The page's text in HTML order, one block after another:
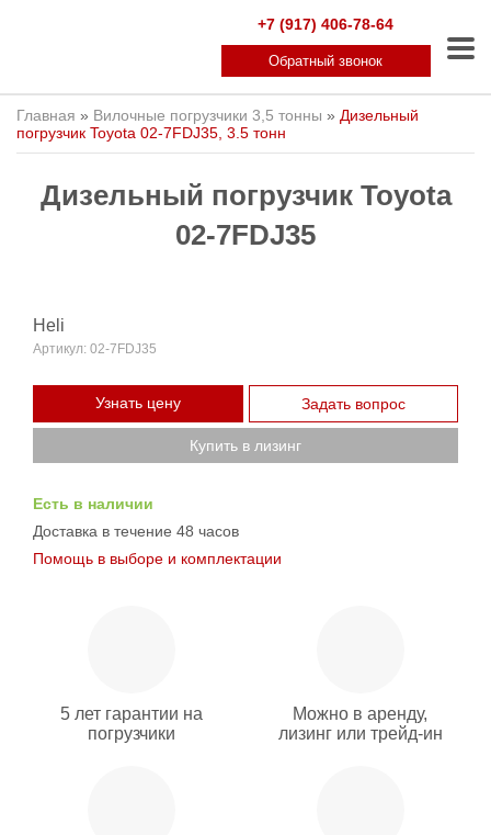
+7 (917) 406-78-64
Обратный звонок
Главная » Вилочные погрузчики 3,5 тонны » Дизельный
погрузчик Toyota 02-7FDJ35, 3.5 тонн
Дизельный погрузчик Toyota
02-7FDJ35
Heli
Артикул: 02-7FDJ35
Узнать цену Задать вопрос
Купить в лизинг
Есть в наличии
Доставка в течение 48 часов
Помощь в выборе и комплектации
5 лет гарантии на
погрузчики
Можно в аренду,
лизинг или трейд-ин